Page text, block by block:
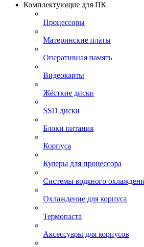
Комплектующие для ПК
Процессоры
Материнские платы
Оперативная память
Видеокарты
Жёсткие диски
SSD диски
Блоки питания
Корпуса
Кулеры для процессора
Системы водяного
Охлаждение для корпуса
Термопаста
Аксессуары для корпусов